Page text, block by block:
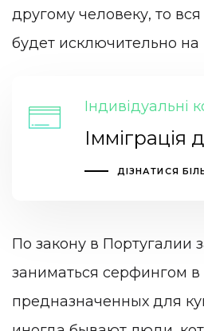
другому человеку, то вся
будет исключительно на
Індивідуальні
Імміграція
ДІЗНАТИСЯ
По закону в Португалии
заниматься серфингом в
предназначенных для